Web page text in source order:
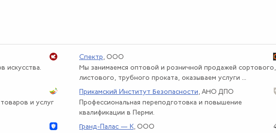
искусства.
Спектр , ООО
Мы занимаемся оптовой и розничной продажей сортового,
листового, трубного проката, оказываем услуги ...
и услуг
Прикамский Институт Безопасности , АНО ДПО
Профессиональная переподготовка и повышение
квалификации в Перми.
Гранд-Палас — К, ООО